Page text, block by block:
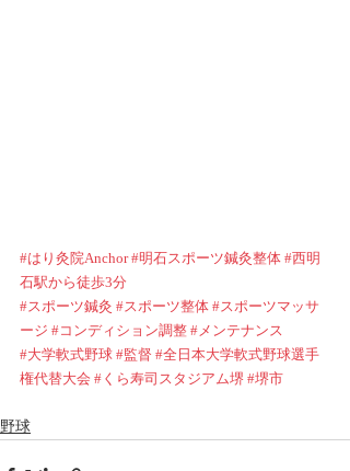
#はり灸院Anchor #明石スポーツ鍼灸整体 #西明
石駅から徒歩3分
#スポーツ鍼灸 #スポーツ整体 #スポーツマッサ
ージ #コンディション調整 #メンテナンス
#大学軟式野球 #監督 #全日本大学軟式野球選手
権代替大会 #くら寿司スタジアム堺 #堺市
野球